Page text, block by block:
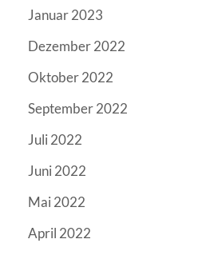
Januar 2023
Dezember 2022
Oktober 2022
September 2022
Juli 2022
Juni 2022
Mai 2022
April 2022